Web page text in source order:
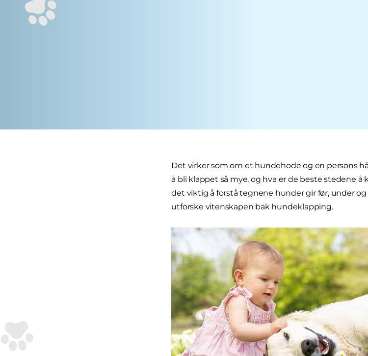
Det virker som om et hundehode og en persons
å bli klappet så mye, og hva er de beste stedene å
det viktig å forstå tegnene hunder gir før, under
utforske vitenskapen bak hundeklapping.